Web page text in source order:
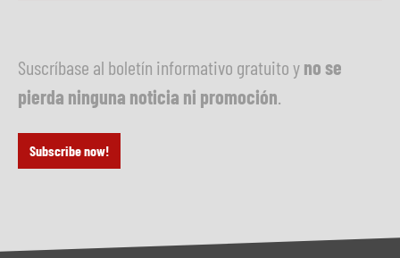
Suscríbase al boletín informativo gratuito yno se
pierda ninguna noticia ni promoción
Subscribe now!